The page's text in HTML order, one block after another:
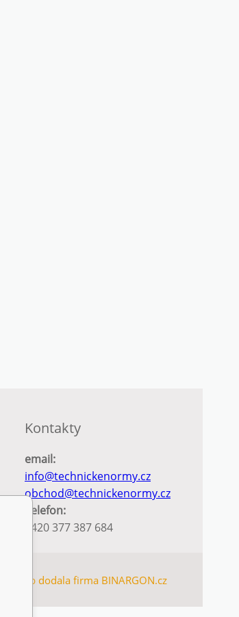
Kontakty
email:
info@technickenormy.cz
obchod@technickenormy.cz
Telefon:
+420 377 387 684
eshop dodala firma BINARGON.cz